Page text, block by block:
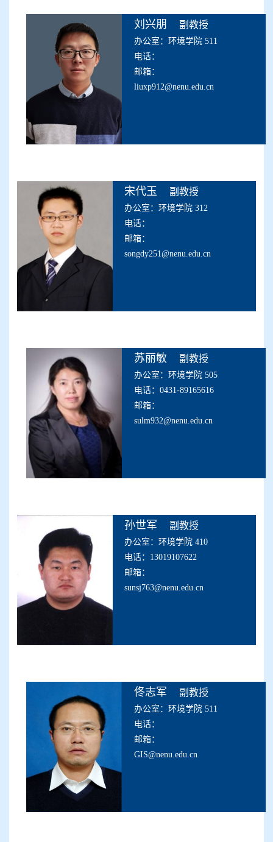
刘兴朋 副教授
办公室：环境学院 511
电话：
邮箱：
liuxp912@nenu.edu.cn
宋代玉 副教授
办公室：环境学院 312
电话：
邮箱：
songdy251@nenu.edu.cn
苏丽敏 副教授
办公室：环境学院 505
电话：0431-89165616
邮箱：
sulm932@nenu.edu.cn
孙世军 副教授
办公室：环境学院 410
电话：13019107622
邮箱：
sunsj763@nenu.edu.cn
佟志军 副教授
办公室：环境学院 511
电话：
邮箱：
GIS@nenu.edu.cn